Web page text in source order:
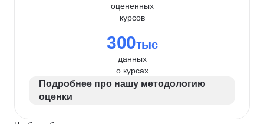
оцененных
курсов
300тыс
данных
о курсах
Подробнее про нашу методологию
оценки